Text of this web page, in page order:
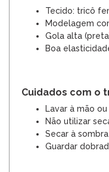
Tecido: tricô
Modelagem
Gola alta
Boa
Cuidados com o
Lavar à mão
Não utilizar
Secar à sombra
Guardar